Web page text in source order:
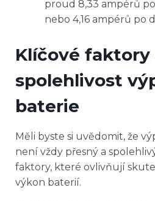
proud 8,33 ampérů
nebo 4,16 ampérů po
Klíčové
spolehlivost
baterie
Měli byste si uvědomit, že
není vždy přesný a
faktory, které ovlivňují
výkon baterií.